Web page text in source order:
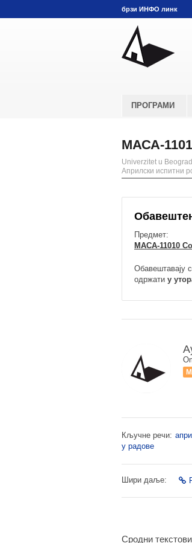
брзи ИНФО линк
ПРОГРАМИ
МАСА-
Univerzitet u
Априлски испитни
Предмет:
МАСА-11010
Обавештавају
одржати у
Кључне речи:
у радове
Шири даље:
Сродни текстови